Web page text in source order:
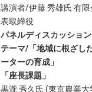
講演者/伊藤 秀雄氏 有
表取締役
パネルディスカッション
テーマ/「地域に根ざし
ーターの育成」
「座長課題」
黒瀧 秀久氏 (東京農業